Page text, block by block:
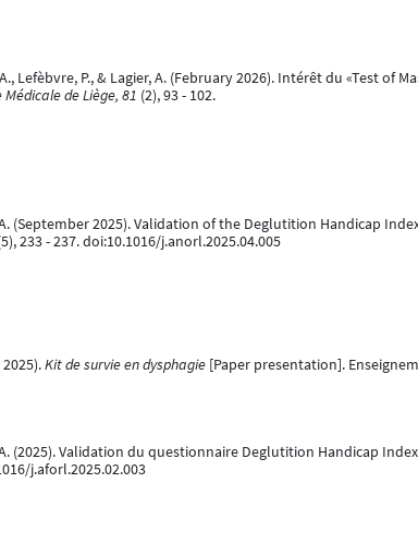
A., Lefèbvre, P., & Lagier, A. (February 2026). Intérêt du «Test of
Médicale de Liège, 81 (2), 93 - 102.
(September 2025). Validation of the Deglutition Handicap
233 - 237. doi:10.1016/j.anorl.2025.04.005
Kit de survie en dysphagie[Paper presentation].
(2025). Validation du questionnaire Deglutition Handicap
j.aforl.2025.02.003